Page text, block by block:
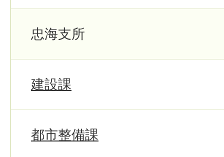
忠海支所
建設課
都市整備課